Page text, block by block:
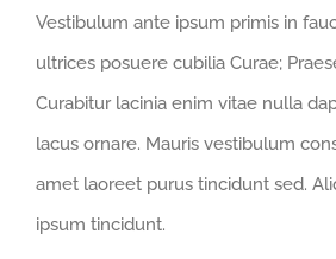
Vestibulum ante ipsum primis in
ultrices posuere cubilia Curae;
Curabitur lacinia enim vitae nulla
lacus ornare. Mauris vestibulum
amet laoreet purus tincidunt sed.
ipsum tincidunt.